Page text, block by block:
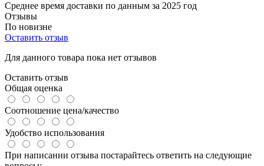
Среднее время доставки по данным за 2025 год
Отзывы
По новизне
Оставить отзыв
Для данного товара пока нет отзывов
Оставить отзыв
Общая оценка
Соотношение цена/качество
Удобство использования
При написании отзыва постарайтесь ответить на следующие